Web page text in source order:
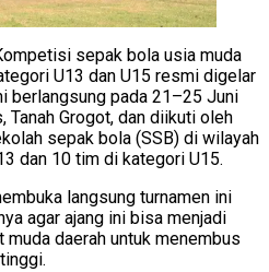
sepak bola usia muda
U13 dan U15 resmi digelar
berlangsung pada 21–25 Juni
Grogot, dan diikuti oleh
sepak bola (SSB) di wilayah
dan 10 tim di kategori U15.
langsung turnamen ini
agar ajang ini bisa menjadi
daerah untuk menembus